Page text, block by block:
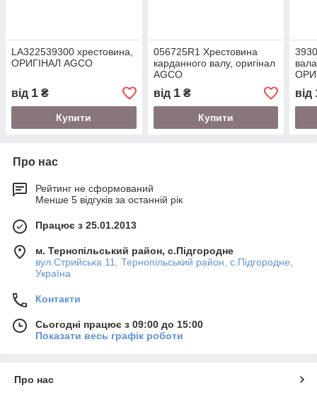
LA322539300 хрестовина,
ОРИГІНАЛ AGCO
від 1 ₴
Купити
056725R1 Хрестовина
карданного валу, оригінал
AGCO
від 1₴
Купити
від
Про нас
Рейтинг не сформований
Менше 5 відгуків за останній рік
Працює з 25.01.2013
м. Тернопільський район, с.Підгородне
вул.Стрийська 11, Тернопільський район, с.Підгородне,
Україна
Контакти
Сьогодні працює з 09:00 до 15:00
Показати весь графік роботи
Про нас